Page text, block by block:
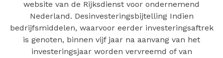
website van de Rijksdienst voor ondernemend
Nederland. Desinvesteringsbijtelling Indien
bedrijfsmiddelen, waarvoor eerder investeringsaftrek
is genoten, binnen vijf jaar na aanvang van het
investeringsjaar worden vervreemd of van